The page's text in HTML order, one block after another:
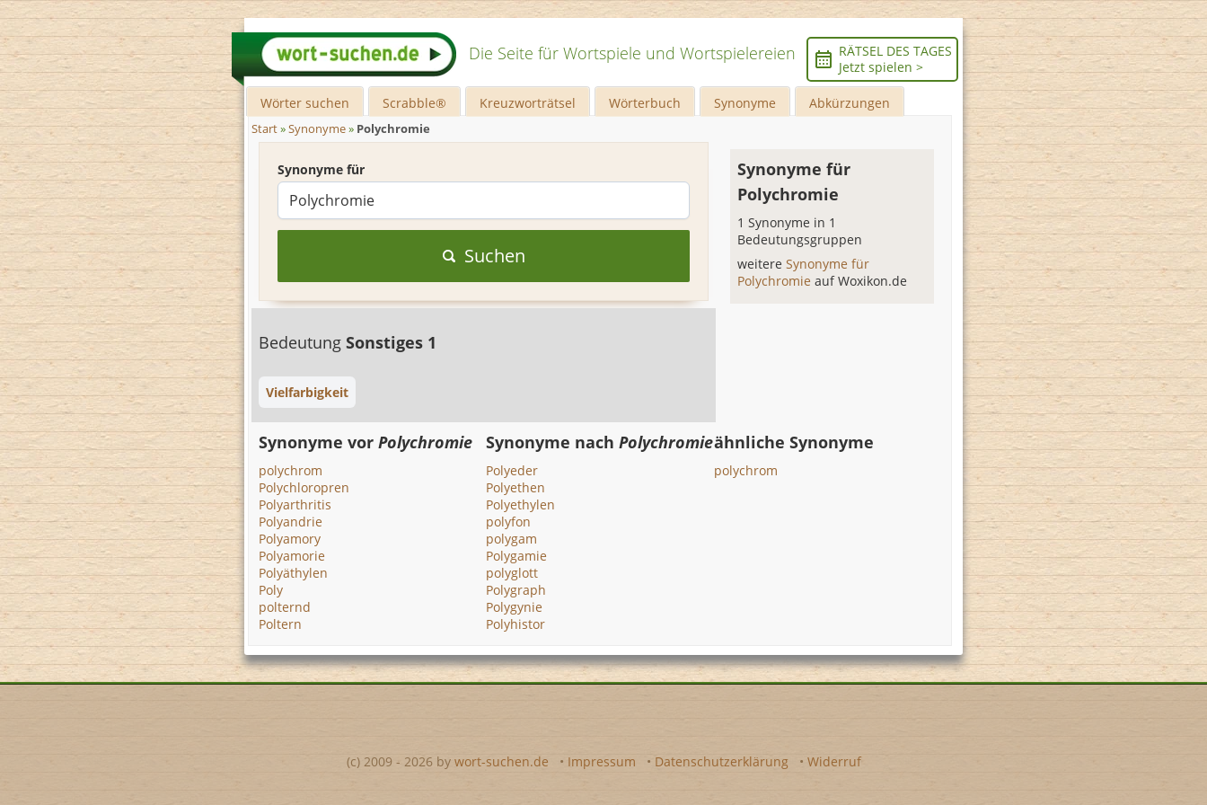
Die Seite für Wortspiele und Wortspielereien
RÄTSEL DES TAGES
Jetzt spielen >
Wörter suchen Scrabble® Kreuzworträtsel Wörterbuch Synonyme Abkürzungen
Start»Synonyme» Polychromie
Synonyme für
Suchen
Bedeutung Sonstiges 1
Vielfarbigkeit
Synonyme für
Polychromie
1 Synonyme in 1
Bedeutungsgruppen
weitereSynonyme für
Polychromieauf Woxikon.de
Synonyme vor Polychromie
polychrom
Polychloropren
Polyarthritis
Polyandrie
Polyamory
Polyamorie
Polyäthylen
Poly
polternd
Poltern
Synonyme nachPolychromie
Polyeder
Polyethen
Polyethylen
polyfon
polygam
Polygamie
polyglott
Polygraph
Polygynie
Polyhistor
ähnliche Synonyme
polychrom
(c) 2009 - 2026 by wort-suchen.de • Impressum • Datenschutzerklärung • Widerruf